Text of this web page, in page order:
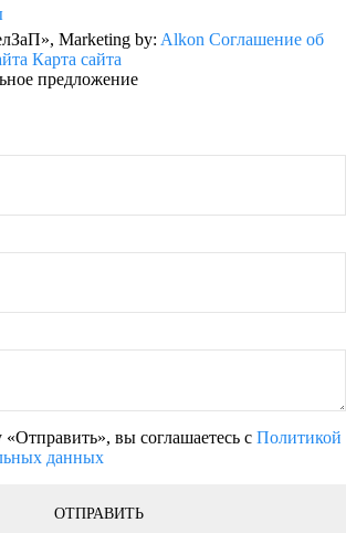
, Marketing by: Alkon Соглашение об
Карта сайта
предложение
вы соглашаетесь с Политикой
данных
ОТПРАВИТЬ